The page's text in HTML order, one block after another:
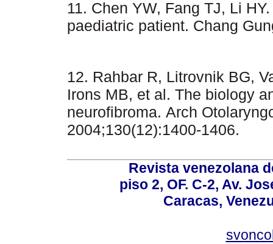
11. Chen YW, Fang TJ, Li
paediatric patient. Chang
12. Rahbar R, Litrovnik BG,
Irons MB, et al. The biology
neurofibroma. Arch
2004;130(12):1400-1406.
Revista venezolana
piso 2, OF. C-2, Av.
Caracas,